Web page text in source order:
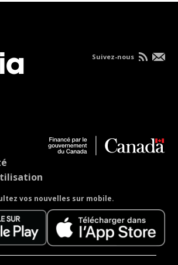
vos nouvelles sur mobile.
Suivez-nous